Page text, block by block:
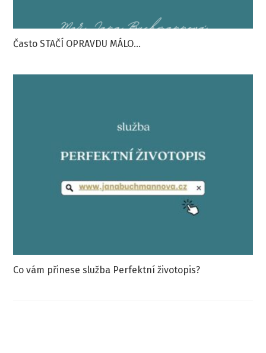
Často STAČÍ OPRAVDU MÁLO...
Co vám přinese služba Perfektní životopis?